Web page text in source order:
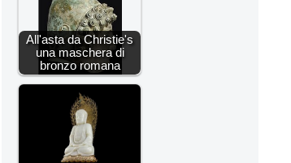
All'asta da Christie's
una maschera di
bronzo romana